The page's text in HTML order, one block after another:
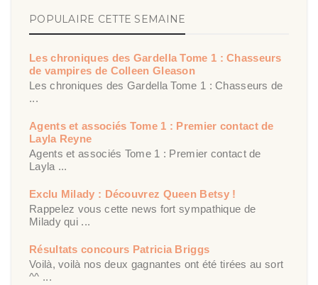
POPULAIRE CETTE SEMAINE
Les chroniques des Gardella Tome 1 : Chasseurs
de vampires de Colleen Gleason
Les chroniques des Gardella Tome 1 : Chasseurs de
...
Agents et associés Tome 1 : Premier contact de
Layla Reyne
Agents et associés Tome 1 : Premier contact de
Layla ...
Exclu Milady : Découvrez Queen Betsy !
Rappelez vous cette news fort sympathique de
Milady qui ...
Résultats concours Patricia Briggs
Voilà, voilà nos deux gagnantes ont été tirées au sort
^^ ...